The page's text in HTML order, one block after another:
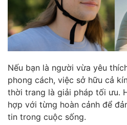
Nếu bạn là người vừa yêu
phong cách, việc sở hữu cả
thời trang là giải pháp tối ưu.
hợp với từng hoàn cảnh để
tin trong cuộc sống.